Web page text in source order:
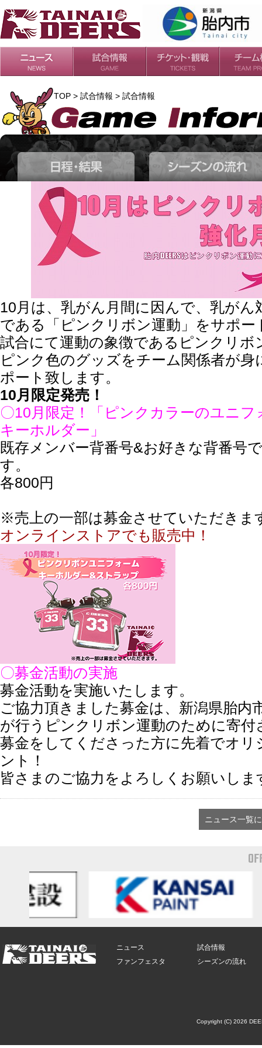
日程・結果
シーズンの流れ チケット
会場・アクセス
ルールガイド
TOP > 試合情報 > 試合情報
10月は、乳がん月間に因んで、乳がん
である「ピンクリボン運動」をサポー
試合にて運動の象徴であるピンクリボ
ピンク色のグッズをチーム関係者が身
ポート致します。
10月限定発売！
〇10月限定！「ピンクカラーのユニ
キーホルダー」
既存メンバー背番号&お好きな背番号
す。
各800円
※売上の一部は募金させていただきま
オンラインストアでも販売中！
〇募金活動の実施
募金活動を実施いたします。
ご協力頂きました募金は、新潟県胎内
が行うピンクリボン運動のために寄付
募金をしてくださった方に先着でオリ
ント！
皆さまのご協力をよろしくお願いしま
ニュース一覧
ニュース
ファンフェスタ
試合情報
シーズンの流れ
Copyright (C) 2026